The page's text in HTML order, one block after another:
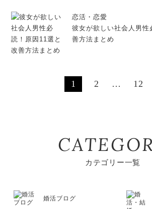
恋活・恋愛
彼女が欲しい社会人男性
善方法まとめ
1 2 … 12
カテゴリー一覧
婚活ブログ